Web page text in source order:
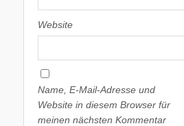
Website
Name, E-Mail-Adresse und
Website in diesem Browser für
meinen nächsten Kommentar